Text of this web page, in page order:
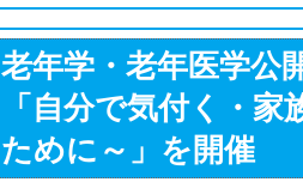
老年学・老年医学公
「自分で気付く・
ために～」を開催